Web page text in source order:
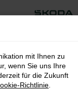
mit Ihnen zu
wenn Sie uns Ihre
für die Zukunft
Richtlinie